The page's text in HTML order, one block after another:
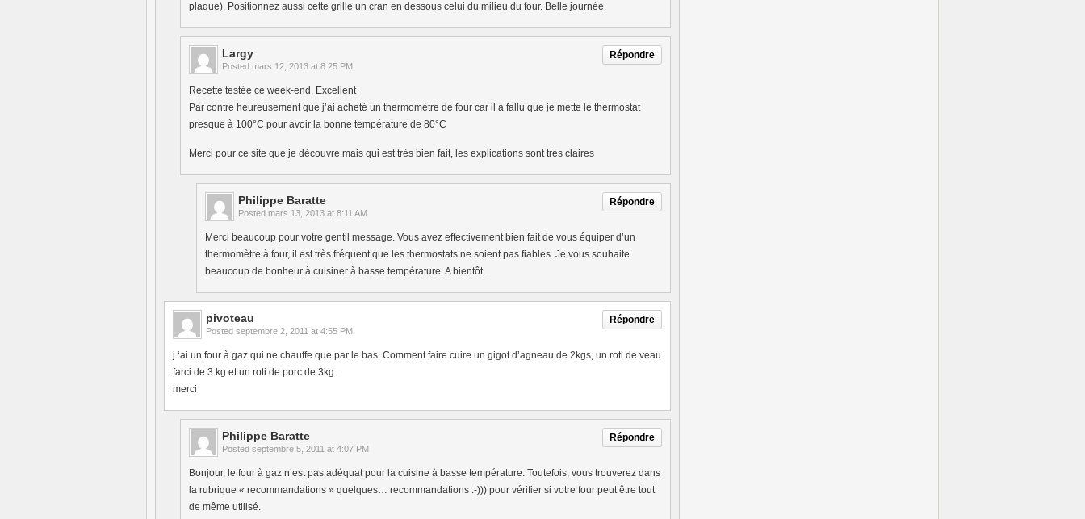
plaque). Positionnez aussi cette grille un cran en dessous celui du milieu du four. Belle journée.
Répondre
Largy
Posted mars 12, 2013 at 8:25 PM
Recette testée ce week-end. Excellent
Par contre heureusement que j’ai acheté un thermomètre de four car il a fallu que je mette le thermostat
presque à 100°C pour avoir la bonne température de 80°C
Merci pour ce site que je découvre mais qui est très bien fait, les explications sont très claires
Répondre
Philippe Baratte
Posted mars 13, 2013 at 8:11 AM
Merci beaucoup pour votre gentil message. Vous avez effectivement bien fait de vous équiper d’un
thermomètre à four, il est très fréquent que les thermostats ne soient pas fiables. Je vous souhaite
beaucoup de bonheur à cuisiner à basse température. A bientôt.
Répondre
pivoteau
Posted septembre 2, 2011 at 4:55 PM
j ‘ai un four à gaz qui ne chauffe que par le bas. Comment faire cuire un gigot d’agneau de 2kgs, un roti de veau
farci de 3 kg et un roti de porc de 3kg.
merci
Répondre
Philippe Baratte
Posted septembre 5, 2011 at 4:07 PM
Bonjour, le four à gaz n’est pas adéquat pour la cuisine à basse température. Toutefois, vous trouverez dans
la rubrique « recommandations » quelques… recommandations :-))) pour vérifier si votre four peut être tout
de même utilisé.